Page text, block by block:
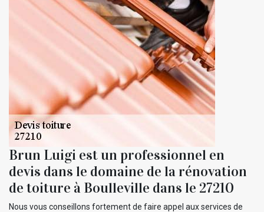
Brun Luigi est un professionnel en
devis dans le domaine de la rénovation
de toiture à Boulleville dans le 27210
Nous vous conseillons fortement de faire appel aux services de